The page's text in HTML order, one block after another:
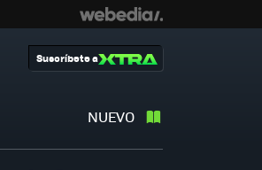
NUEVO
Suscríbete a